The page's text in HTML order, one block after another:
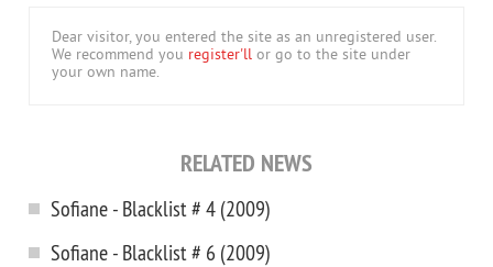
Dear visitor, you entered the site as an unregistered user.
We recommend you register'll or go to the site under
your own name.
RELATED NEWS
Sofiane - Blacklist # 4 (2009)
Sofiane - Blacklist # 6 (2009)